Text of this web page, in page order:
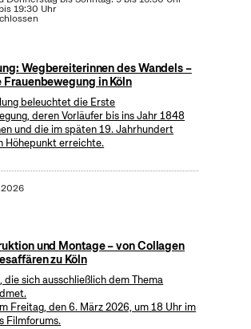
19:30 Uhr
Wegbereiterinnen des Wandels –
Frauenbewegung in Köln
beleuchtet die Erste
deren Vorläufer bis ins Jahr 1848
und die im späten 19. Jahrhundert
Höhepunkt erreichte.
und Montage – von Collagen
zu Köln
die sich ausschließlich dem Thema
Freitag, den 6. März 2026, um 18 Uhr im
Filmforums.